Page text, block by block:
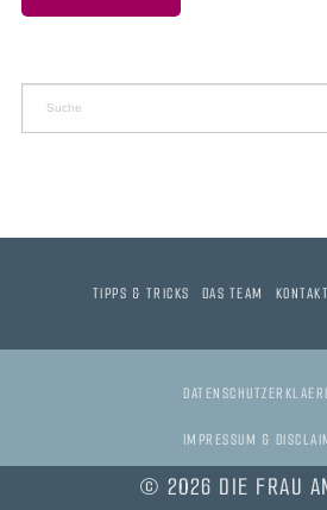
TIPPS & TRICKS DAS TEAM KONTAKT
IMPRESSUM &
© 2026 DIE FRAU